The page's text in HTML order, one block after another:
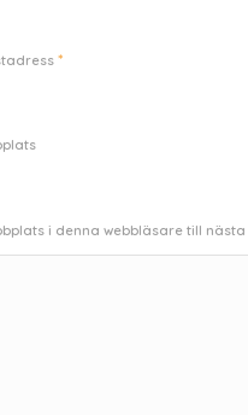
*
i denna webbläsare till